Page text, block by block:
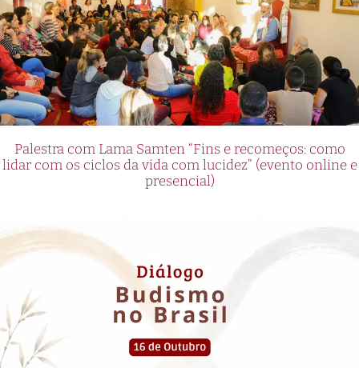
Palestra com Lama Samten “Fins e recomeços: como
lidar com os ciclos da vida com lucidez” (evento online e
presencial)